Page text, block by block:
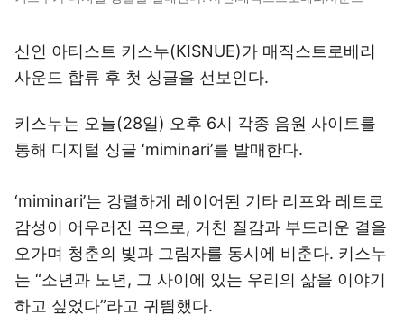
신인 아티스트 키스누(KISNUE)가 매직스트로베리
사운드 합류 후 첫 싱글을 선보인다.
키스누는 오늘(28일) 오후 6시 각종 음원 사이트를
통해 디지털 싱글 ‘miminari’를 발매한다.
‘miminari’는 강렬하게 레이어된 기타 리프와 레트로
감성이 어우러진 곡으로, 거친 질감과 부드러운 결을
오가며 청춘의 빛과 그림자를 동시에 비춘다. 키스누
는 “소년과 노년, 그 사이에 있는 우리의 삶을 이야기
하고 싶었다”라고 귀띔했다.